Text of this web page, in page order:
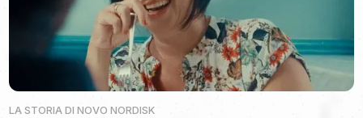
LA STORIA DINOVO NORDISK